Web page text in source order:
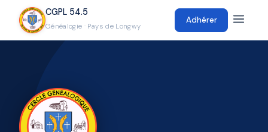
CGPL 54.5
Généalogie · Pays de Longwy
Adhérer